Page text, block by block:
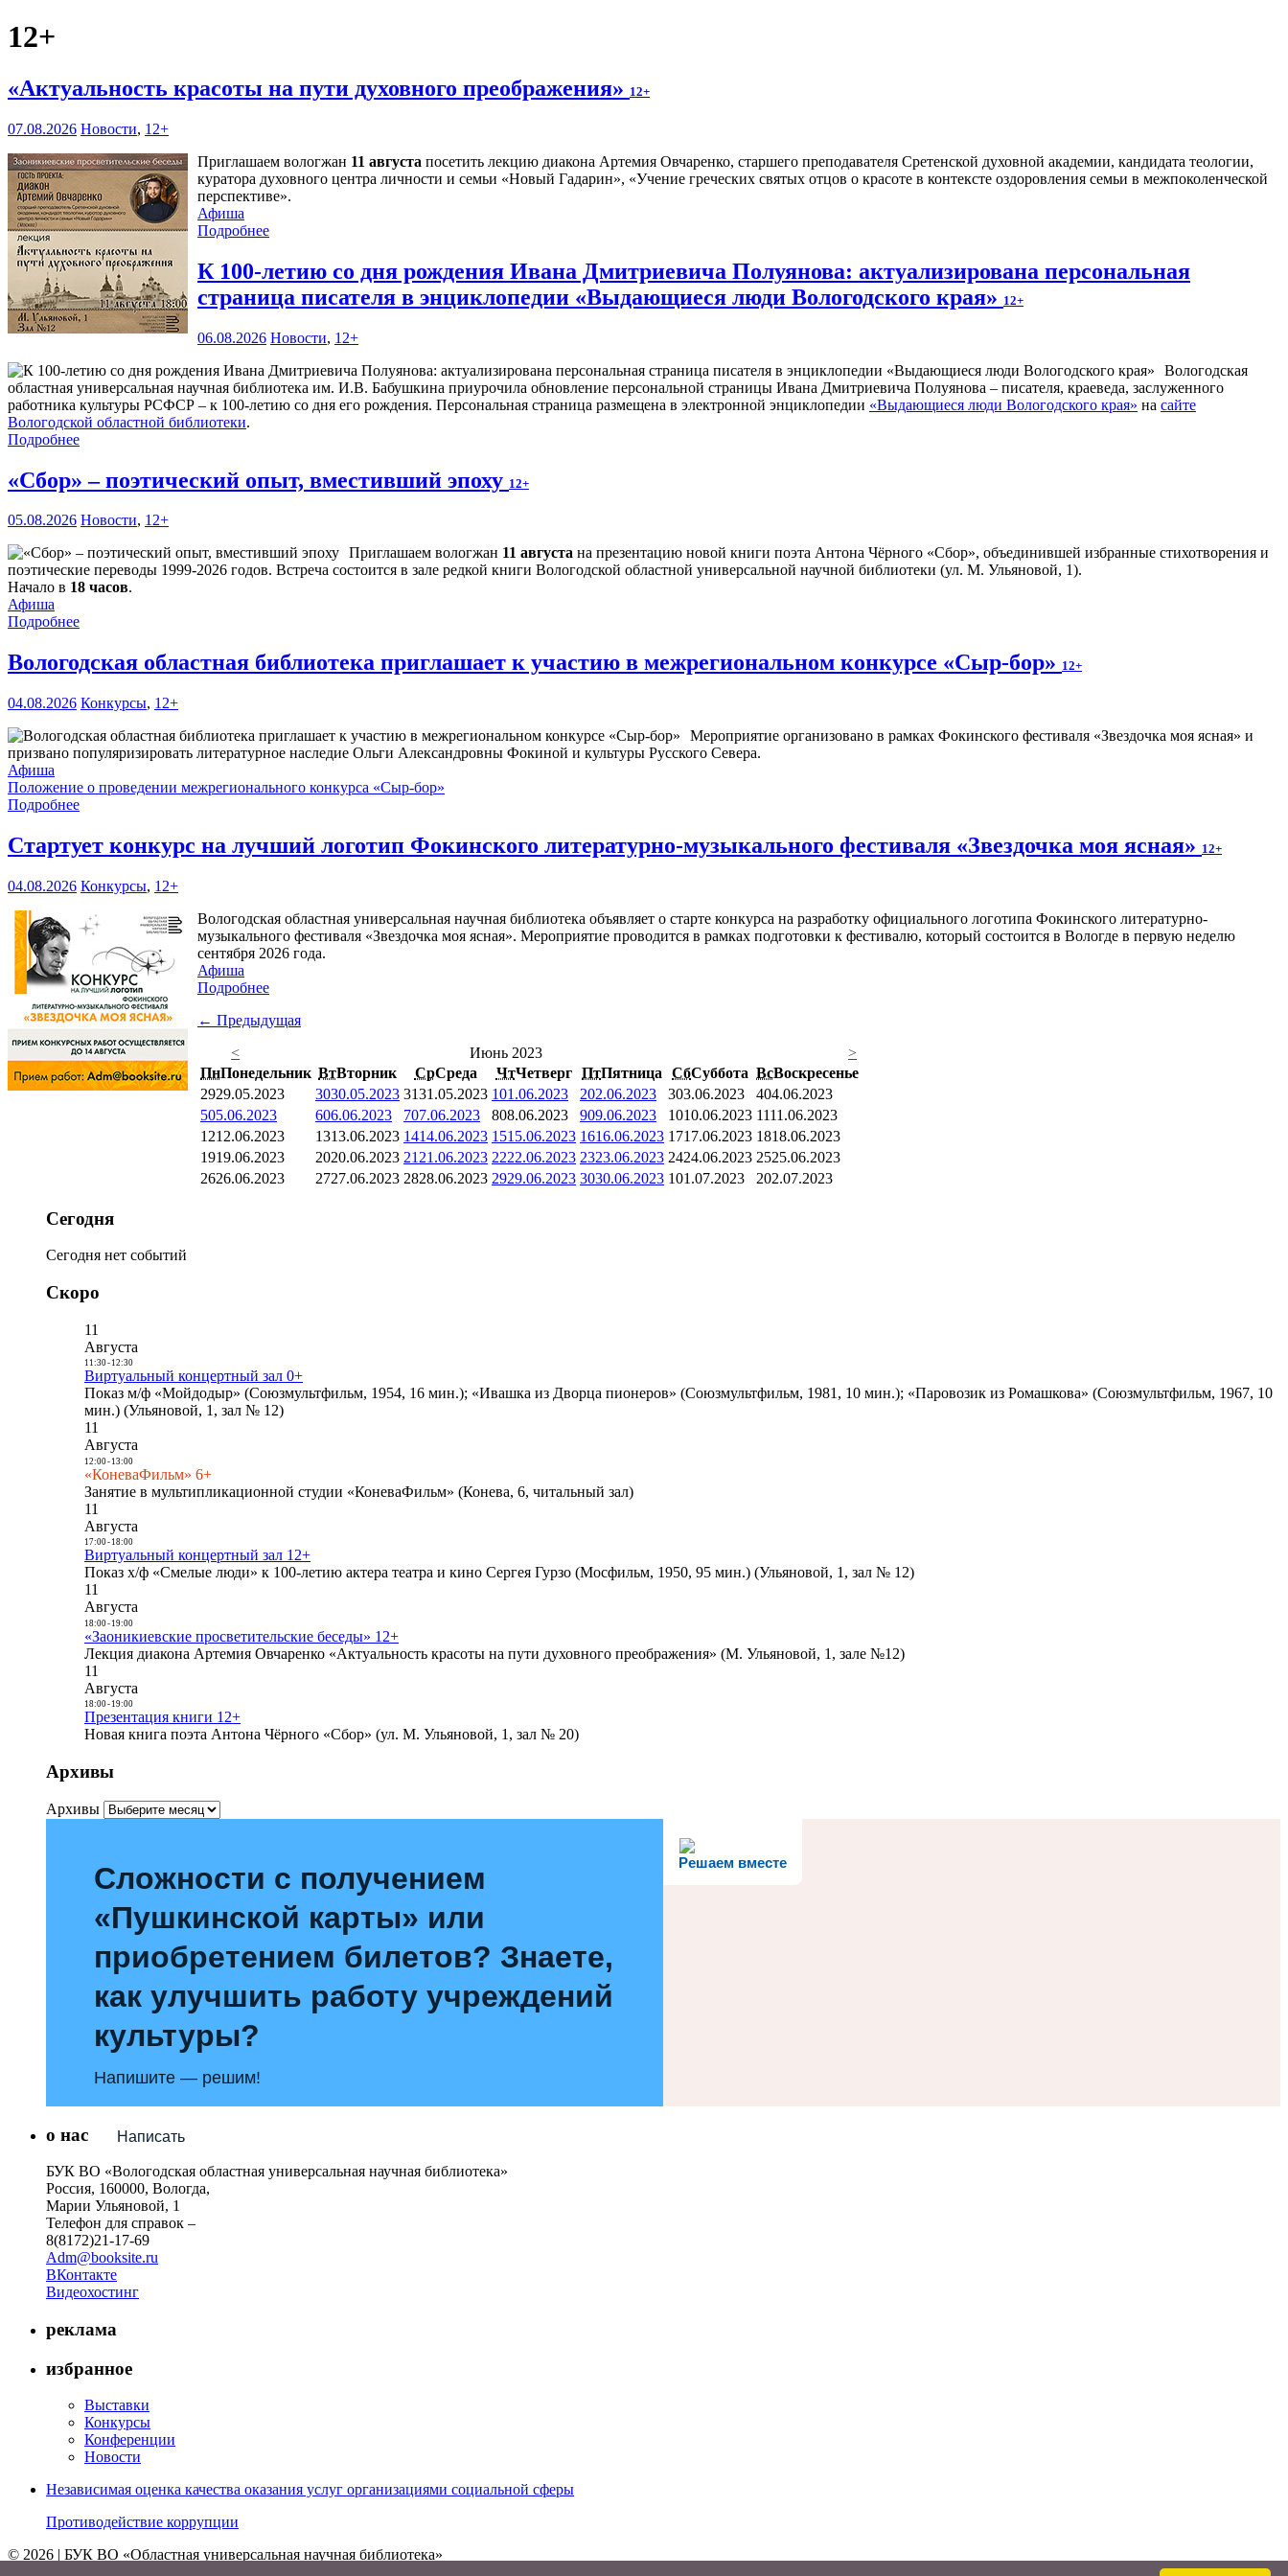
12+
«Актуальность красоты на пути духовного преображения» 12+
07.08.2026 Новости, 12+
Приглашаем вологжан 11 августа посетить лекцию диакона Артемия Овчаренко, старшего преподавателя Сретенской духовной академии, кандидата теологии,
куратора духовного центра личности и семьи «Новый Гадарин», «Учение греческих святых отцов о красоте в контексте оздоровления семьи в межпоколенческой
перспективе».
Афиша
Подробнее
К 100-летию со дня рождения Ивана Дмитриевича Полуянова: актуализирована персональная
страница писателя в энциклопедии «Выдающиеся люди Вологодского края» 12+
06.08.2026 Новости, 12+
Вологодская
областная универсальная научная библиотека им. И.В. Бабушкина приурочила обновление персональной страницы Ивана Дмитриевича Полуянова – писателя, краеведа, заслуженного
работника культуры РСФСР – к 100‑летию со дня его рождения. Персональная страница размещена в электронной энциклопедии «Выдающиеся люди Вологодского края» на сайте
Вологодской областной библиотеки.
Подробнее
«Сбор» – поэтический опыт, вместивший эпоху 12+
05.08.2026 Новости, 12+
Приглашаем вологжан 11 августа на презентацию новой книги поэта Антона Чёрного «Сбор», объединившей избранные стихотворения и
поэтические переводы 1999-2026 годов. Встреча состоится в зале редкой книги Вологодской областной универсальной научной библиотеки (ул. М. Ульяновой, 1).
Начало в 18 часов.
Афиша
Подробнее
Вологодская областная библиотека приглашает к участию в межрегиональном конкурсе «Сыр-бор» 12+
04.08.2026 Конкурсы, 12+
Мероприятие организовано в рамках Фокинского фестиваля «Звездочка моя ясная» и
призвано популяризировать литературное наследие Ольги Александровны Фокиной и культуры Русского Севера.
Афиша
Положение о проведении межрегионального конкурса «Сыр-бор»
Подробнее
Стартует конкурс на лучший логотип Фокинского литературно-музыкального фестиваля «Звездочка моя ясная» 12+
04.08.2026 Конкурсы, 12+
Вологодская областная универсальная научная библиотека объявляет о старте конкурса на разработку официального логотипа Фокинского литературно-
музыкального фестиваля «Звездочка моя ясная». Мероприятие проводится в рамках подготовки к фестивалю, который состоится в Вологде в первую неделю
сентября 2026 года.
Афиша
Подробнее
← Предыдущая
<
Июнь 2023
>
ПнПонедельник ВтВторник СрСреда ЧтЧетверг ПтПятница СбСуббота ВсВоскресенье
2929.05.2023 3030.05.2023 3131.05.2023 101.06.2023 202.06.2023 303.06.2023 404.06.2023
505.06.2023 606.06.2023 707.06.2023 808.06.2023 909.06.2023 1010.06.2023 1111.06.2023
1212.06.2023 1313.06.2023 1414.06.2023 1515.06.2023 1616.06.2023 1717.06.2023 1818.06.2023
1919.06.2023 2020.06.2023 21 21.06.2023 2222.06.2023 2323.06.2023 2424.06.2023 2525.06.2023
2626.06.2023 2727.06.2023 2828.06.2023 2929.06.2023 3030.06.2023 101.07.2023 202.07.2023
Сегодня
Сегодня нет событий
Скоро
11
Августа
11:30- 12:30
Виртуальный концертный зал 0+
Показ м/ф «Мойдодыр» (Союзмультфильм, 1954, 16 мин.); «Ивашка из Дворца пионеров» (Союзмультфильм, 1981, 10 мин.); «Паровозик из Ромашкова» (Союзмультфильм, 1967, 10
мин.) (Ульяновой, 1, зал № 12)
11
Августа
12:00- 13:00
«КоневаФильм» 6+
Занятие в мультипликационной студии «КоневаФильм» (Конева, 6, читальный зал)
11
Августа
17:00- 18:00
Виртуальный концертный зал 12+
Показ х/ф «Смелые люди» к 100-летию актера театра и кино Сергея Гурзо (Мосфильм, 1950, 95 мин.) (Ульяновой, 1, зал № 12)
11
Августа
18:00- 19:00
«Заоникиевские просветительские беседы» 12+
Лекция диакона Артемия Овчаренко «Актуальность красоты на пути духовного преображения» (М. Ульяновой, 1, зале №12)
11
Августа
18:00- 19:00
Презентация книги 12+
Новая книга поэта Антона Чёрного «Сбор» (ул. М. Ульяновой, 1, зал № 20)
Архивы
Архивы
Решаем вместе
Сложности с получением
«Пушкинской карты» или
приобретением билетов? Знаете,
как улучшить работу учреждений
культуры?
Напишите — решим!
Написать
о нас
БУК ВО «Вологодская областная универсальная научная библиотека»
Россия, 160000, Вологда,
Марии Ульяновой, 1
Телефон для справок –
8(8172)21-17-69
Adm@booksite.ru
ВКонтакте
Видеохостинг
реклама
избранное
Выставки
Конкурсы
Конференции
Новости
Независимая оценка качества оказания услуг организациями социальной сферы
Противодействие коррупции
© 2026 | БУК ВО «Областная универсальная научная библиотека»